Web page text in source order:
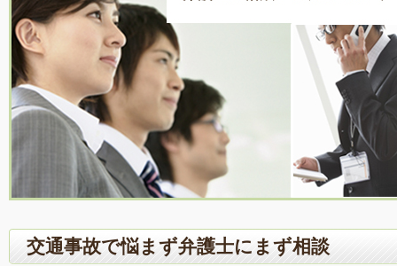
交通事故で悩まず弁護士にまず相談